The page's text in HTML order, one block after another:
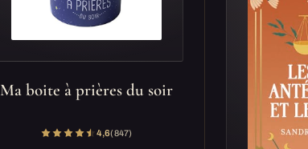
Ma boite à prières du soir
4,6(847)